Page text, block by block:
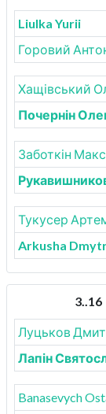
Liulka Yurii
Горовий
Хащівський
Почернін
Заботкін
Тукусер
Arkusha
3..16
Луцьков
Лапін
Banasevych